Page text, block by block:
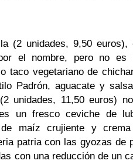
(2 unidades, 9,50 euros),
el nombre, pero no es
taco vegetariano de
Padrón, aguacate y
unidades, 11,50 euros)
un fresco ceviche de
maíz crujiente y
patria con las gyozas de
con una reducción de un